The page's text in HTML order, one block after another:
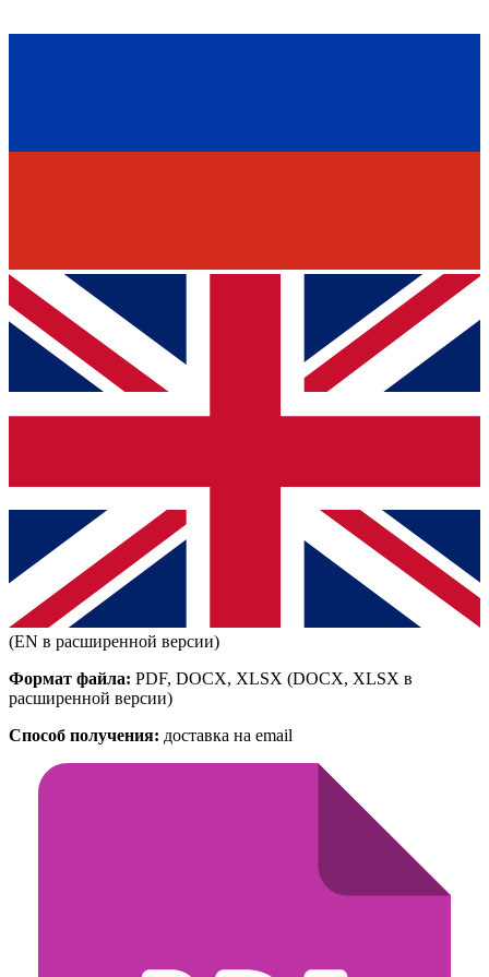
(EN в расширенной версии)
Формат файла: PDF, DOCX, XLSX (DOCX, XLSX в
расширенной версии)
Способ получения: доставка на email